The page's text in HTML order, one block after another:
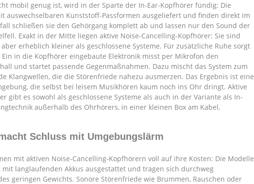
mobil genug ist, wird in der Sparte der In-Ear-Kopfhörer fündig: Die
auswechselbaren Kunststoff-Passformen ausgeliefert und finden direkt im
schließen sie den Gehörgang komplett ab und lassen nur den Sound der
Exakt in der Mitte liegen aktive Noise-Cancelling-Kopfhörer: Sie sind
erheblich kleiner als geschlossene Systeme. Für zusätzliche Ruhe sorgt
in die Kopfhörer eingebaute Elektronik misst per Mikrofon den
und startet passende Gegenmaßnahmen. Dazu mischt das System zum
Klangwellen, die die Störenfriede nahezu ausmerzen. Das Ergebnis ist eine
die selbst bei leisem Musikhören kaum noch ins Ohr dringt. Aktive
gibt es sowohl als geschlossene Systeme als auch in der Variante als In-
außerhalb des Ohrhörers, in einer kleinen Box am Kabel,
Schluss mit Umgebungslärm
mit aktiven Noise-Cancelling-Kopfhörern voll auf ihre Kosten: Die Modelle
langlaufenden Akkus ausgestattet und tragen sich durchweg
geringen Gewichts. Sonore Störenfriede wie Brummen, Rauschen oder